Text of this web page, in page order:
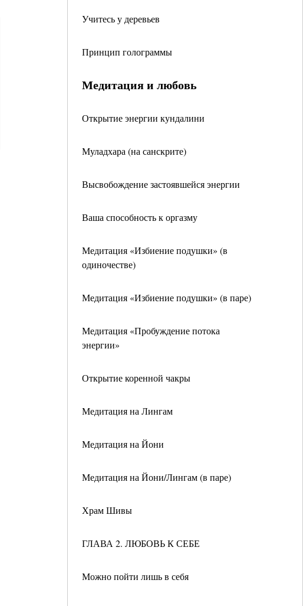
Учитесь у деревьев
Принцип голограммы
Медитация и любовь
Открытие энергии кундалини
Муладхара (на санскрите)
Высвобождение застоявшейся энергии
Ваша способность к оргазму
Медитация «Избиение подушки» (в
одиночестве)
Медитация «Избиение подушки» (в паре)
Медитация «Пробуждение потока
энергии»
Открытие коренной чакры
Медитация на Лингам
Медитация на Йони
Медитация на Йони/Лингам (в паре)
Храм Шивы
ГЛАВА 2. ЛЮБОВЬ К СЕБЕ
Можно пойти лишь в себя